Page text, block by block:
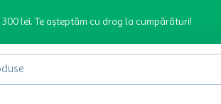
lei. Te așteptăm cu drag la cumpărături!